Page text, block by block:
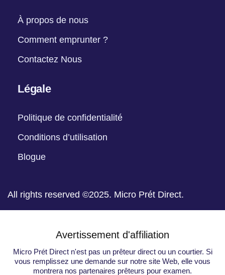
À propos de nous
Comment emprunter ?
Contactez Nous
Légale
Politique de confidentialité
Conditions d’utilisation
Blogue
All rights reserved ©2025. Micro Prét Direct.
Avertissement d'affiliation
Micro Prét Direct n'est pas un prêteur direct ou un courtier. Si
vous remplissez une demande sur notre site Web, elle vous
montrera nos partenaires prêteurs pour examen.